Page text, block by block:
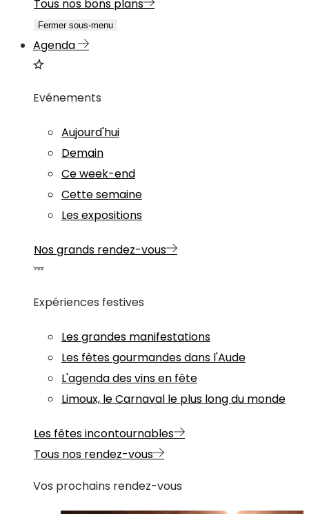
Tous nos bons plans
Fermer sous-menu
Agenda
Evénements
Aujourd'hui
Demain
Ce week-end
Cette semaine
Les expositions
Nos grands rendez-vous
Expériences festives
Les grandes manifestations
Les fêtes gourmandes dans l'Aude
L'agenda des vins en fête
Limoux, le Carnaval le plus long du monde
Les fêtes incontournables
Tous nos rendez-vous
Vos prochains rendez-vous